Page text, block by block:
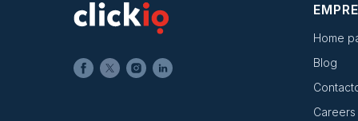
Home
Blog
Careers